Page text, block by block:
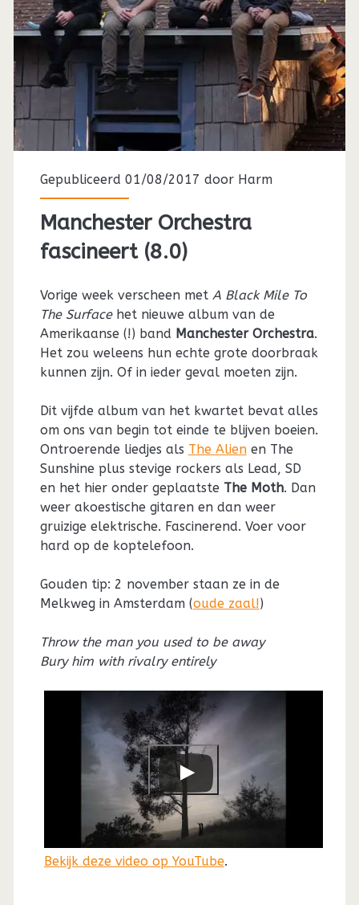
Gepubliceerd 01/08/2017 door Harm
Manchester Orchestra
fascineert (8.0)
Vorige week verscheen met A Black Mile To
The Surfacehet nieuwe album van de
Amerikaanse (!) band Manchester Orchestra.
Het zou weleens hun echte grote doorbraak
kunnen zijn. Of in ieder geval moeten zijn.
Dit vijfde album van het kwartet bevat alles
om ons van begin tot einde te blijven boeien.
Ontroerende liedjes als The Alienen The
Sunshine plus stevige rockers als Lead, SD
en het hier onder geplaatste The Moth. Dan
weer akoestische gitaren en dan weer
gruizige elektrische. Fascinerend. Voer voor
hard op de koptelefoon.
Gouden tip: 2 november staan ze in de
Melkweg in Amsterdam (oude zaal!)
Throw the man you used to be away
Bury him with rivalry entirely
Bekijk deze video op YouTube.